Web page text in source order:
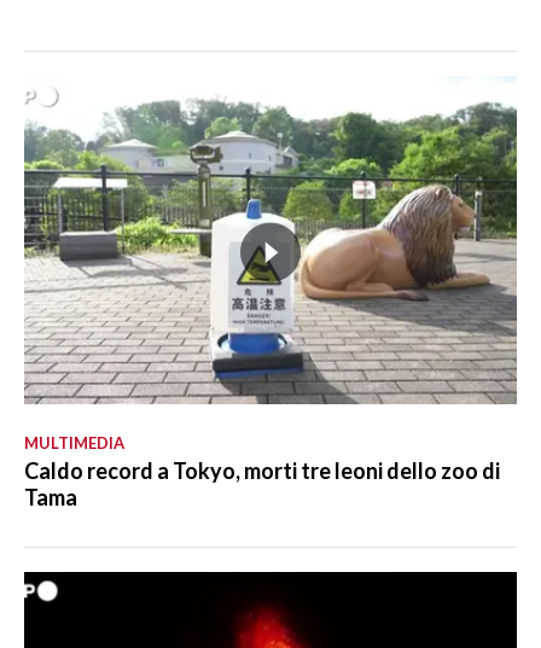
MULTIMEDIA
Caldo record a Tokyo, morti tre leoni dello zoo di
Tama